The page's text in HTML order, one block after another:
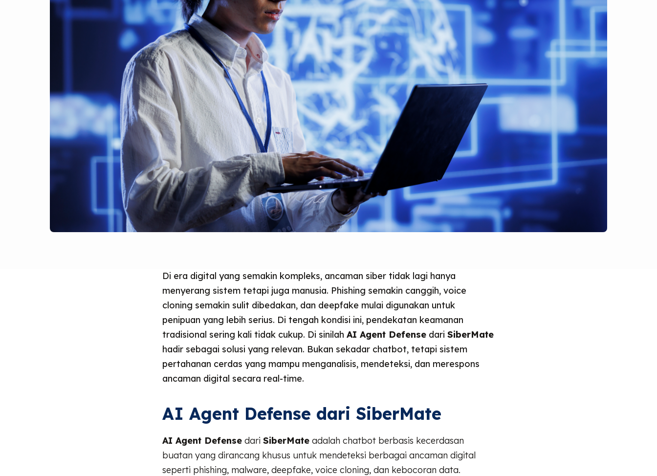
Di era digital yang semakin kompleks, ancaman siber tidak lagi hanya
menyerang sistem tetapi juga manusia. Phishing semakin canggih, voice
cloning semakin sulit dibedakan, dan deepfake mulai digunakan untuk
penipuan yang lebih serius. Di tengah kondisi ini, pendekatan keamanan
tradisional sering kali tidak cukup. Di sinilah AI Agent Defense dari SiberMate
hadir sebagai solusi yang relevan. Bukan sekadar chatbot, tetapi sistem
pertahanan cerdas yang mampu menganalisis, mendeteksi, dan merespons
ancaman digital secara real-time.
AI Agent Defense dari SiberMate
AI Agent Defense dari SiberMate adalah chatbot berbasis kecerdasan
buatan yang dirancang khusus untuk mendeteksi berbagai ancaman digital
seperti phishing, malware, deepfake, voice cloning, dan kebocoran data.